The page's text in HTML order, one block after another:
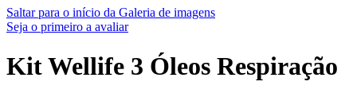
Saltar para o início da Galeria de imagens
Seja o primeiro a avaliar
Kit Wellife 3 Óleos Respiração